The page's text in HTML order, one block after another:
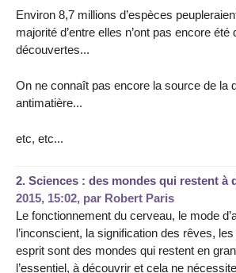
Environ 8,7 millions d’espèces
majorité d’entre elles n’ont pas encore
découvertes...
On ne connaît pas encore la source de la
antimatière...
etc, etc...
2. Sciences : des mondes qui restent à
2015, 15:02, par Robert Paris
Le fonctionnement du cerveau, le mode
l’inconscient, la signification des rêves,
esprit sont des mondes qui restent en
l’essentiel, à découvrir et cela ne